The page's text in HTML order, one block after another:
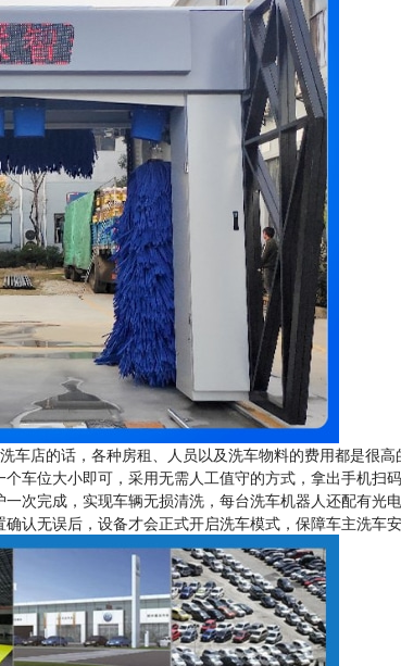
车店的话，各种房租、人员以及洗车物料的费用都是很
车位大小即可，采用无需人工值守的方式，拿出手机扫
次完成，实现车辆无损清洗，每台洗车机器人还配有光
认无误后，设备才会正式开启洗车模式，保障车主洗车安